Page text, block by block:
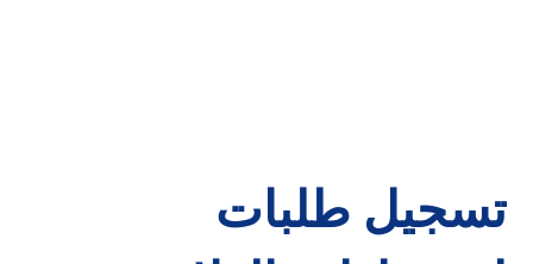
تسجيل طلبات